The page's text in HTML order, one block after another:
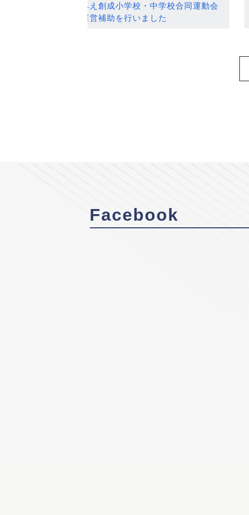
なみえ創成小学校・中学校合同運動会
の運営補助を行いました
Facebook